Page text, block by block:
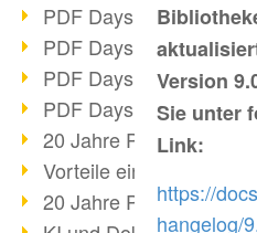
PDF Days 2022
PDF Days 2022
PDF Days 2022
PDF Days Europe 2022
20 Jahre PDF/X (Teil 3)
Vorteile einer PDF-
20 Jahre PDF/X (Teil 2)
Version
Sie unter
Link:
https://
hangelog/